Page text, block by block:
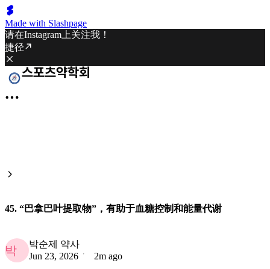
Made with Slashpage
请在Instagram上关注我！
捷径
45. “巴拿巴叶提取物”，有助于血糖控制和能量代谢
박
박순제 약사
Jun 23, 2026
2m ago